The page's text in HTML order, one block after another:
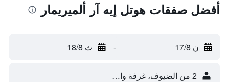
أفضل صفقات هوتل إيه آر ألميريمار
ن 17/8 - ث 18/8
2 من الضيوف، غرفة واحدة